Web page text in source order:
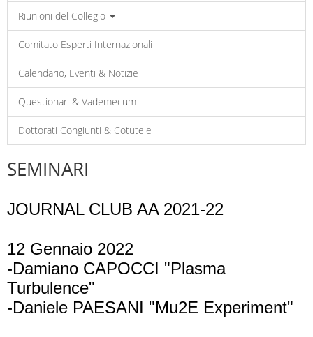
Riunioni del Collegio
Comitato Esperti Internazionali
Calendario, Eventi & Notizie
Questionari & Vademecum
Dottorati Congiunti & Cotutele
SEMINARI
JOURNAL CLUB AA 2021-22
12 Gennaio 2022
-Damiano CAPOCCI "Plasma
Turbulence"
-Daniele PAESANI "Mu2E Experiment"